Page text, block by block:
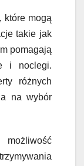
które mogą
takie jak
pomagają
i noclegi.
różnych
na wybór
możliwość